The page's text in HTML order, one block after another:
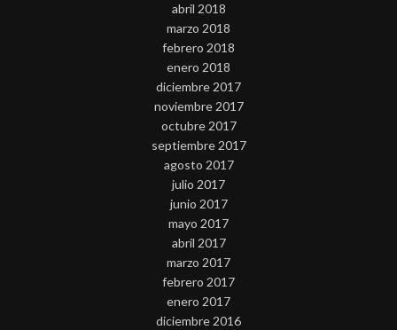
abril 2018
marzo 2018
febrero 2018
enero 2018
diciembre 2017
noviembre 2017
octubre 2017
septiembre 2017
agosto 2017
julio 2017
junio 2017
mayo 2017
abril 2017
marzo 2017
febrero 2017
enero 2017
diciembre 2016